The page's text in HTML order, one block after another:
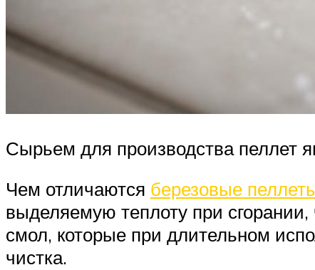
Сырьем для производства пеллет
Чем отличаются березовые
выделяемую теплоту при
смол, которые при длительном
чистка.